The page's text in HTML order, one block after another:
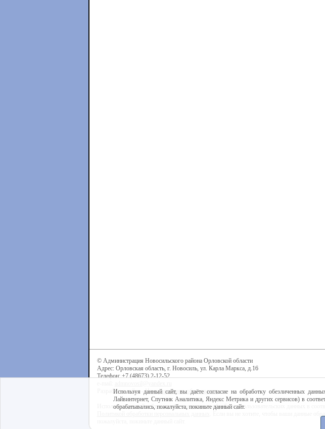
© Администрация Новосильского района Орловской области
Адрес: Орловская область, г. Новосиль, ул. Карла Маркса, д.16
Телефон: +7 (48673) 2-12-52
Разработка сайта -Центр интернет-образования
Используя данный сайт, вы даёте согласие на обработку пользовательских данных в
Используя данный сайт, вы даёте согласие на обработку обезличенных
Лайвинтернет, Спутник Аналитика, Яндекс Метрика и других сервисов) в
обрабатывались, пожалуйста, покиньте данный сайт.